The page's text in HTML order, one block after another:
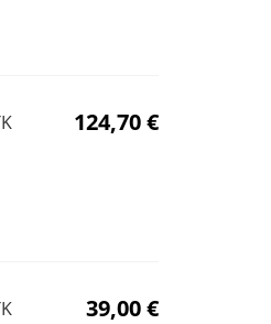
124,70 €
39,00 €